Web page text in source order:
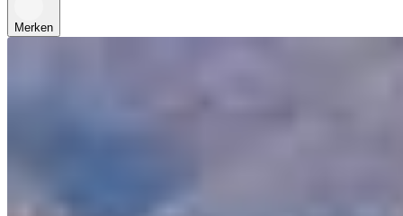
Merken